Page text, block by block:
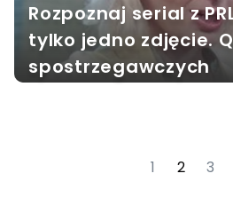
Rozpoznaj serial z
tylko jedno zdjęcie.
spostrzegawczych
1 2 3